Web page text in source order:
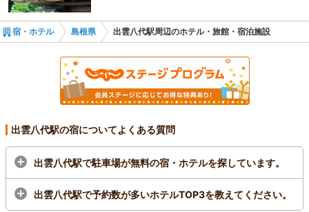
旅館 朝日館
宿・ホテル 島根県 出雲八代駅周辺のホテル・旅館・宿泊施設
出雲八代駅の宿についてよくある質問
出雲八代駅で駐車場が無料の宿・ホテルを探しています。
出雲八代駅で予約数が多いホテルTOP3を教えてください。